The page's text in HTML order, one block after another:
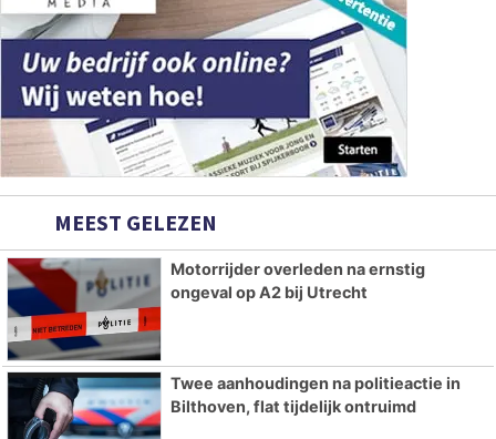
MEEST GELEZEN
Motorrijder overleden na ernstig
ongeval op A2 bij Utrecht
Twee aanhoudingen na politieactie in
Bilthoven, flat tijdelijk ontruimd